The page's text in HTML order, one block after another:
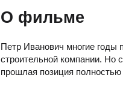
О фильме
Петр Иванович многие годы
строительной компании. Но
прошлая позиция